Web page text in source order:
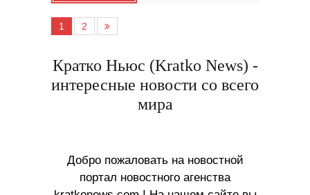
1 2
Кратко Ньюс (Kratko News) -
интересные новости со всего
мира
Добро пожаловать на новостной
портал новостного агенства